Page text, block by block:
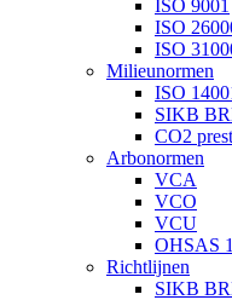
ISO 9001
ISO
ISO
Milieunormen
ISO
SIKB
CO2
Arbonormen
VCA
VCO
VCU
OHSAS
Richtlijnen
SIKB